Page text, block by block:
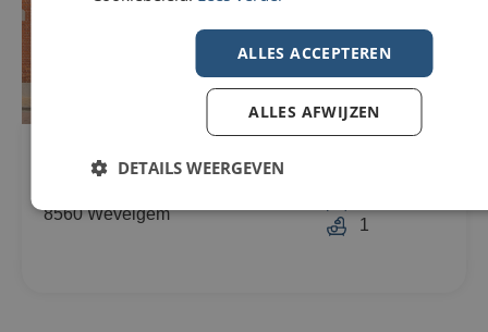
€229.000
8560 Wevelgem
1
ALLES ACCEPTEREN
ALLES AFWIJZEN
DETAILS WEERGEVEN